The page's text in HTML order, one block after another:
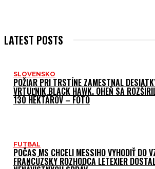
LATEST POSTS
SLOVENSKO
POŽIAR PRI TRSTÍNE ZAMESTNAL
VRTUĽNÍK BLACK HAWK. OHEŇ SA
130 HEKTÁROV – FOTO
FUTBAL
POČAS MS CHCELI MESSIHO VYHODIŤ DO
FRANCÚZSKY ROZHODCA LETEXIER